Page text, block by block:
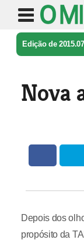
Edição de
Nova
Depois dos
propósito da